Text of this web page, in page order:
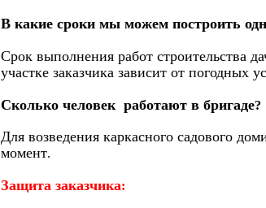
В какие сроки мы можем построить
Срок выполнения работ строительства
участке заказчика зависит от погодных
Сколько человек работают в бригаде?
Для возведения каркасного садового
момент.
Защита заказчика: